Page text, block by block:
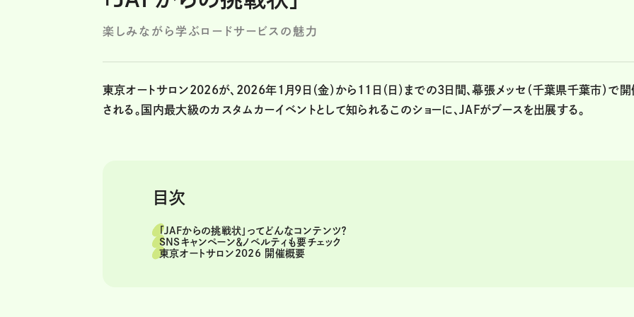
楽しみながら学ぶロードサービスの魅力
東京オートサロン2026が、2026年1月9日（金）から11日（日）までの3日間、幕張メッセ（千葉県千葉市）で開
される。国内最大級のカスタムカーイベントとして知られるこのショーに、JAFがブースを出展する。
目次
「JAFからの挑戦状」ってどんなコンテンツ？
SNSキャンペーン＆ノベルティも要チェック
東京オートサロン2026 開催概要